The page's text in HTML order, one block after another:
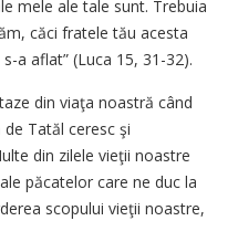
mele ale tale sunt. Trebuia
căci fratele tău acesta
a aflat” (Luca 15, 31-32).
din viaţa noastră când
Tatăl ceresc şi
din zilele vieţii noastre
păcatelor care ne duc la
scopului vieţii noastre,